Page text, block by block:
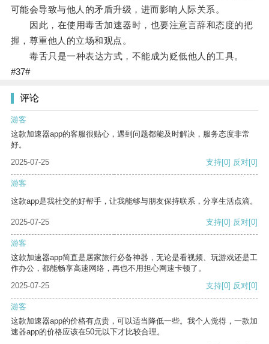
可能会导致与他人的矛盾升级，进而影响人际关系。
因此，在使用毒舌加速器时，也要注意言辞和态度的把
握，尊重他人的立场和观点。
毒舌只是一种表达方式，不能成为贬低他人的工具。
#37#
评论
游客
这款加速器app的客服很贴心，遇到问题都能及时解决，服务态度非常
好。
2025-07-25
支持[0] 反对[0]
游客
这款app是我社交的好帮手，让我能够与朋友保持联系，分享生活点滴。
2025-07-25 支持[0] 反对[0]
游客
这款加速器app简直是居家旅行必备神器，无论是看视频、玩游戏还是工
作办公，都能畅享高速网络，再也不用担心网速卡顿了。
2025-07-25
支持[0] 反对[0]
游客
这款加速器app的价格有点贵，可以适当降低一些。我个人觉得，一款加
速器app的价格应该在50元以下才比较合理。